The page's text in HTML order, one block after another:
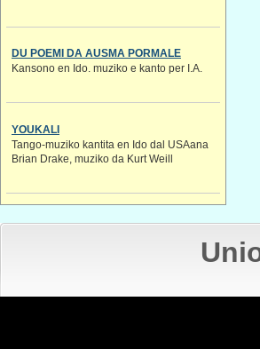
DU POEMI DA AUSMA PORMALE
Kansono en Ido. muziko e kanto per I.A.
YOUKALI
Tango-muziko kantita en Ido dal USAana
Brian Drake, muziko da Kurt Weill